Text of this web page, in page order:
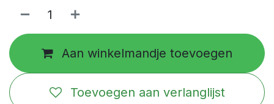
Aan winkelmandje toevoegen
Toevoegen aan verlanglijst